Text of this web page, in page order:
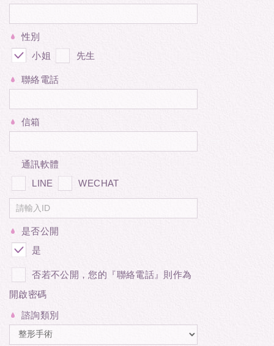
性別
小姐
先生
聯絡電話
信箱
通訊軟體
LINE
WECHAT
是否公開
是
否若不公開，您的『聯絡電話』則作為
開啟密碼
諮詢類別